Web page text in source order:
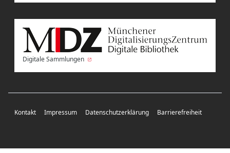
Digitale Sammlungen
Kontakt Impressum Datenschutzerklärung Barrierefreiheit